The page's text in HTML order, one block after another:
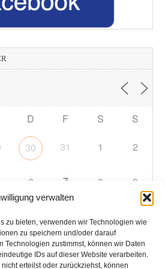
verwalten
zu bieten, verwenden wir Technologien wie
zu speichern und/oder darauf
Technologien zustimmst, können wir Daten
IDs auf dieser Website verarbeiten.
erteilst oder zurückziehst, können
D F S S
30 31 1 2
6 7 8 9
13 14 15
20 21 22 23